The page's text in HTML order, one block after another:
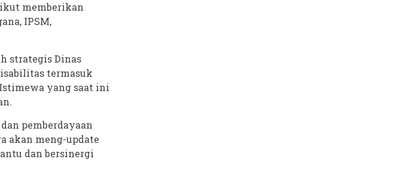
memberikan
IPSM,
strategis Dinas
termasuk
yang saat ini
pemberdayaan
akan meng-update
dan bersinergi